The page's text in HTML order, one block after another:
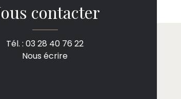
contacter
Tél. : 03 28 40 76 22
Nous écrire